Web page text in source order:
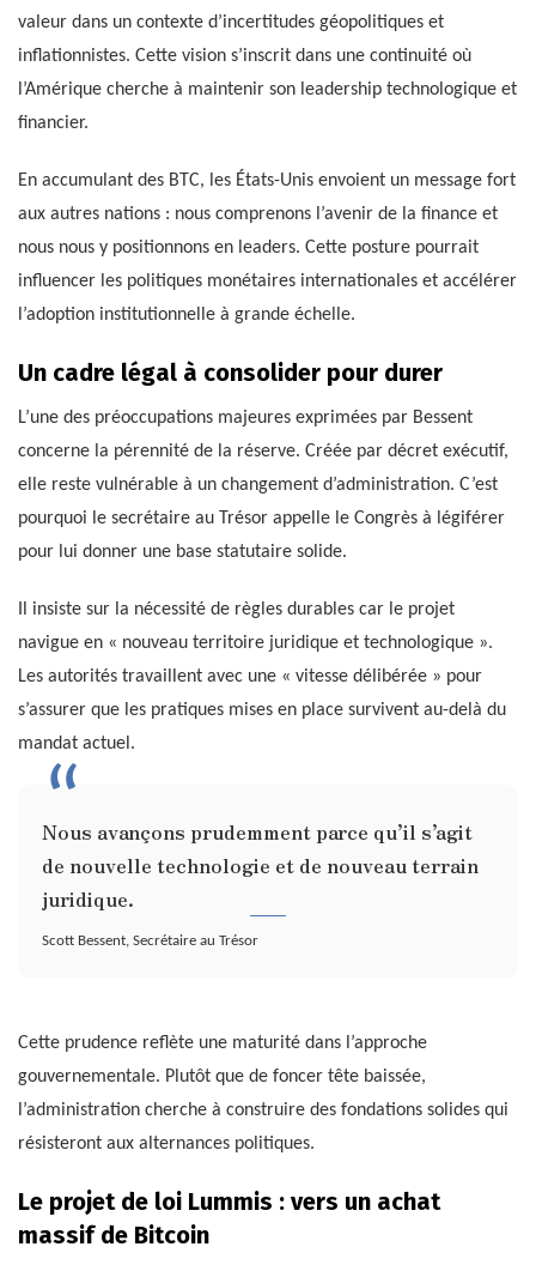
valeur dans un contexte d’incertitudes géopolitiques et
inflationnistes. Cette vision s’inscrit dans une continuité où
l’Amérique cherche à maintenir son leadership technologique et
financier.
En accumulant des BTC, les États-Unis envoient un message fort
aux autres nations : nous comprenons l’avenir de la finance et
nous nous y positionnons en leaders. Cette posture pourrait
influencer les politiques monétaires internationales et accélérer
l’adoption institutionnelle à grande échelle.
Un cadre légal à consolider pour durer
L’une des préoccupations majeures exprimées par Bessent
concerne la pérennité de la réserve. Créée par décret exécutif,
elle reste vulnérable à un changement d’administration. C’est
pourquoi le secrétaire au Trésor appelle le Congrès à légiférer
pour lui donner une base statutaire solide.
Il insiste sur la nécessité de règles durables car le projet
navigue en « nouveau territoire juridique et technologique ».
Les autorités travaillent avec une « vitesse délibérée » pour
s’assurer que les pratiques mises en place survivent au-delà du
mandat actuel.
Nous avançons prudemment parce qu’il s’agit
de nouvelle technologie et de nouveau terrain
juridique.
Scott Bessent, Secrétaire au Trésor
Cette prudence reflète une maturité dans l’approche
gouvernementale. Plutôt que de foncer tête baissée,
l’administration cherche à construire des fondations solides qui
résisteront aux alternances politiques.
Le projet de loi Lummis : vers un achat
massif de Bitcoin